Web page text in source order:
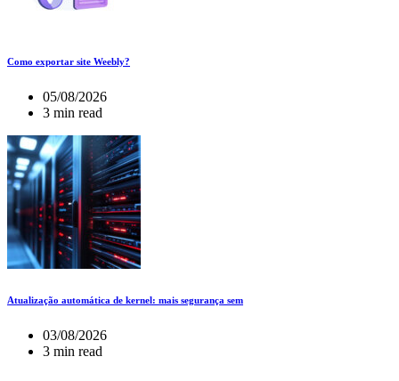
Como exportar site Weebly?
05/08/2026
3 min read
Atualização automática de kernel: mais segurança sem
03/08/2026
3 min read